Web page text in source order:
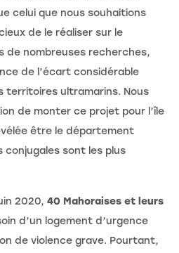
celui que nous souhaitions
de le réaliser sur le
de nombreuses recherches,
de l’écart considérable
territoires ultramarins. Nous
de monter ce projet pour l’île
être le département
conjugales sont les plus
2020, 40 Mahoraises et leurs
d’un logement d’urgence
de violence grave. Pourtant,